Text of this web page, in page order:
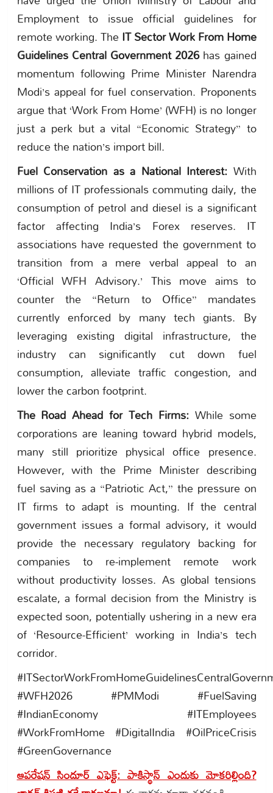
Employment to issue official guidelines for
remote working. TheIT Sector Work From Home
Guidelines Central Government 2026has gained
momentum following Prime Minister Narendra
Modi’s appeal for fuel conservation. Proponents
argue that ‘Work From Home’ (WFH) is no longer
just a perk but a vital “Economic Strategy” to
reduce the nation’s import bill.
Fuel Conservation as a National Interest: With
millions of IT professionals commuting daily, the
consumption of petrol and diesel is a significant
factor affecting India’s Forex reserves. IT
associations have requested the government to
transition from a mere verbal appeal to an
‘Official WFH Advisory.’ This move aims to
counter the “Return to Office” mandates
currently enforced by many tech giants. By
leveraging existing digital infrastructure, the
industry can significantly cut down fuel
consumption, alleviate traffic congestion, and
lower the carbon footprint.
The Road Ahead for Tech Firms:While some
corporations are leaning toward hybrid models,
many still prioritize physical office presence.
However, with the Prime Minister describing
fuel saving as a “Patriotic Act,” the pressure on
IT firms to adapt is mounting. If the central
government issues a formal advisory, it would
provide the necessary regulatory backing for
companies to re-implement remote work
without productivity losses. As global tensions
escalate, a formal decision from the Ministry is
expected soon, potentially ushering in a new era
of ‘Resource-Efficient’ working in India’s tech
corridor.
#WFH2026 #PMModi #FuelSaving
#IndianEconomy #ITEmployees
#WorkFromHome #DigitalIndia #OilPriceCrisis
#GreenGovernance
ఆపరేషన్ సిందూర్ ఎఫెక్ట్: పాకిస్థాన్ ఎందుకు మోకరిల్లింది?